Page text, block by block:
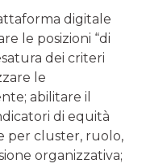
digitale
le posizioni “di
dei criteri
le
abilitare il
di equità
per cluster, ruolo,
organizzativa;